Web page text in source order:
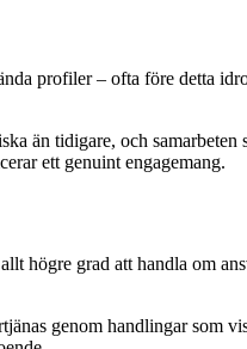
profiler – ofta före detta
än tidigare, och
ett genuint engagemang.
högre grad att handla om
genom handlingar